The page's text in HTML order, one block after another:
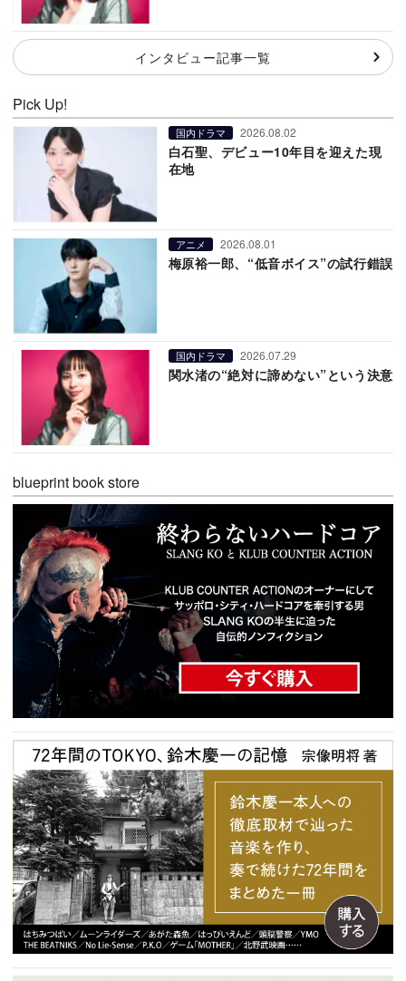
インタビュー記事一覧
Pick Up!
国内ドラマ 2026.08.02
白石聖、デビュー10年目を迎えた現
在地
アニメ 2026.08.01
梅原裕一郎、“低音ボイス”の試行錯誤
国内ドラマ 2026.07.29
関水渚の“絶対に諦めない”という決意
blueprint book store